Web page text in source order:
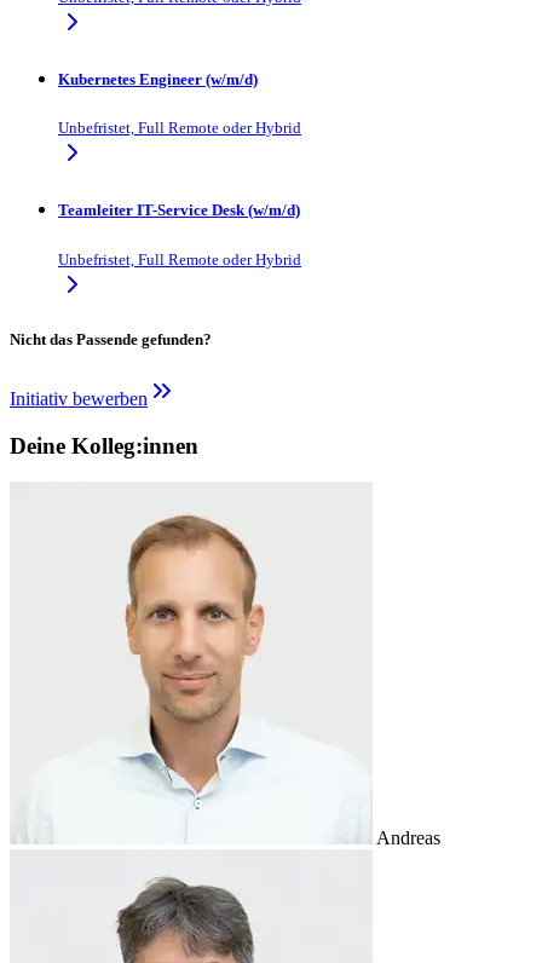
Kubernetes Engineer (w/m/d)
Unbefristet, Full Remote oder Hybrid
Teamleiter IT-Service Desk (w/m/d)
Unbefristet, Full Remote oder Hybrid
Nicht das Passende gefunden?
Initiativ bewerben
Deine Kolleg:innen
Andreas